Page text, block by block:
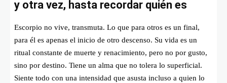
y otra vez, hasta recordar quién es
Escorpio no vive, transmuta. Lo que para otros es un final,
para él es apenas el inicio de otro descenso. Su vida es un
ritual constante de muerte y renacimiento, pero no por gusto,
sino por destino. Tiene un alma que no tolera lo superficial.
Siente todo con una intensidad que asusta incluso a quien lo